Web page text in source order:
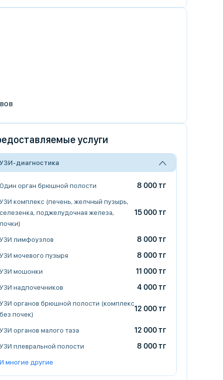
услуги
УЗИ-диагностика
Один орган брюшной полости 8 000 тг
УЗИ комплекс (печень, желчный пузырь,
селезенка, поджелудочная железа,
почки)
15 000 тг
УЗИ лимфоузлов 8 000 тг
УЗИ мочевого пузыря 8 000 тг
УЗИ мошонки 11 000 тг
УЗИ надпочечников 4 000 тг
УЗИ органов брюшной полости (комплекс
без почек)
12 000 тг
УЗИ органов малого таза 12 000 тг
УЗИ плевральной полости 8 000 тг
И многие другие